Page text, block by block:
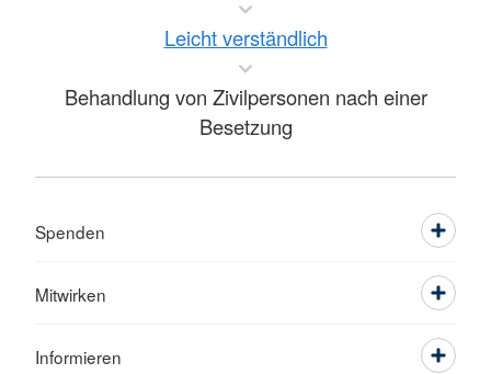
Leicht verständlich
Behandlung von Zivilpersonen nach einer
Besetzung
Spenden
Mitwirken
Informieren